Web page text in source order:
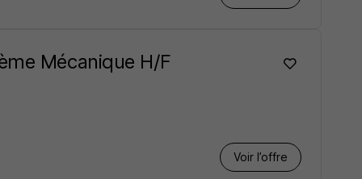
Mécanique H/F
Voir l’offre